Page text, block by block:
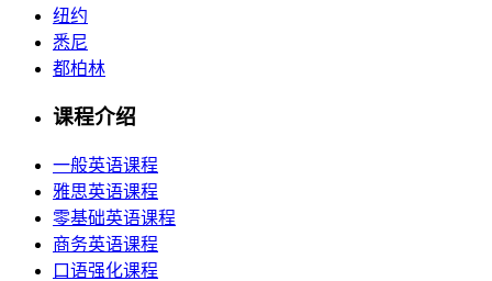
纽约
悉尼
都柏林
课程介绍
一般英语课程
雅思英语课程
零基础英语课程
商务英语课程
口语强化课程